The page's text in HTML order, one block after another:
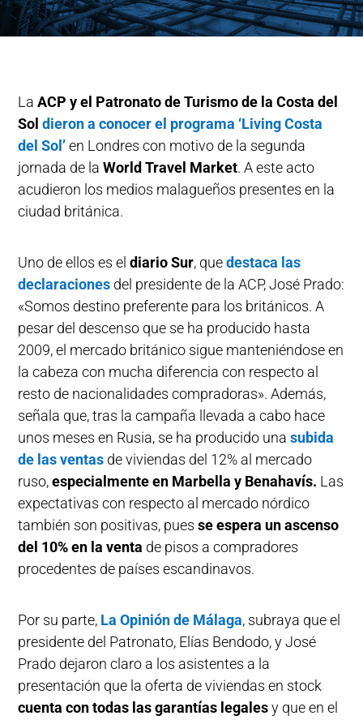
LaACPy el Patronato de Turismo de la Costa del
Sol dieron a conocer el programa ‘Living Costa
del Sol’en Londres con motivo de la segunda
jornada de laWorld Travel Market. A este acto
acudieron los medios malagueños presentes en la
ciudad británica.
Uno de ellos es eldiario Sur, quedestaca las
declaraciones del presidente de la ACP, José Prado:
«Somos destino preferente para los británicos. A
pesar del descenso que se ha producido hasta
2009, el mercado británico sigue manteniéndose en
la cabeza con mucha diferencia con respecto al
resto de nacionalidades compradoras». Además,
señala que, tras la campaña llevada a cabo hace
unos meses en Rusia, se ha producido unasubida
de las ventas de viviendas del 12% al mercado
ruso,especialmente en Marbella y Benahavís. Las
expectativas con respecto al mercado nórdico
también son positivas, puesse espera un ascenso
del 10% en la venta de pisos a compradores
procedentes de países escandinavos.
Por su parte, La Opinión de Málaga, subraya que el
presidente del Patronato, Elías Bendodo, y José
Prado dejaron claro a los asistentes a la
presentación que la oferta de viviendas en stock
cuenta con todas las garantías legalesy que en el